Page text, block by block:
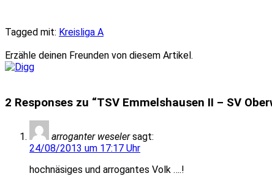
Tagged mit: Kreisliga A
Erzähle deinen Freunden von diesem Artikel.
2 Responses zu “TSV Emmelshausen II – SV
arroganter weseler sagt:
24/08/2013 um 17:17 Uhr
hochnäsiges und arrogantes Volk ….!